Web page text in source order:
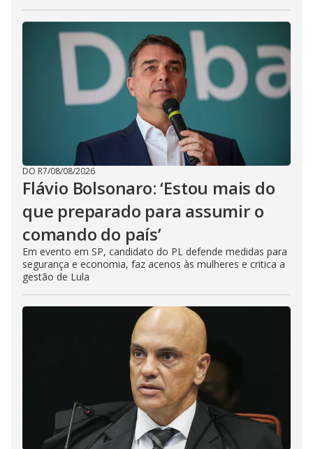
DO R7/08/08/2026
Flávio Bolsonaro: ‘Estou mais do
que preparado para assumir o
comando do país’
Em evento em SP, candidato do PL defende medidas para
segurança e economia, faz acenos às mulheres e critica a
gestão de Lula